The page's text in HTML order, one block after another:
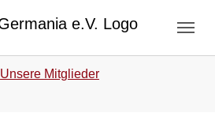
Unsere Mitglieder